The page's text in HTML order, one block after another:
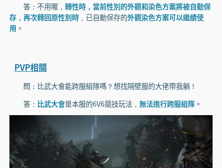
答：不用喔， 轉性時，當前性別的外觀和染色方案將被自動保
存，再次轉回原性別時，已自動保存的外觀染色方案可以繼續使
用 。
PVP相關
問：比武大會能跨服組隊嗎？想找隔壁服的大佬帶我躺！
答： 比武大會是本服的6V6競技玩法， 無法進行跨服組隊。